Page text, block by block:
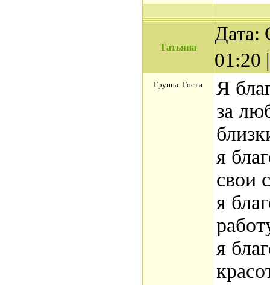
Татьяна
Дата:
01:20
Группа: Гости
Я
за
я
свои
я
я